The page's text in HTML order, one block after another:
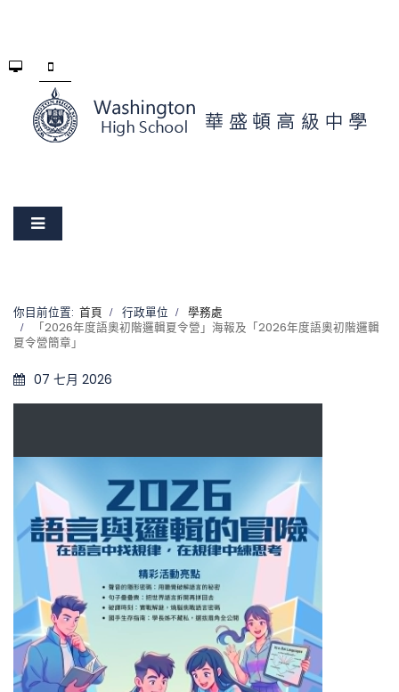
你目前位置: 首頁 行政單位
學務處
「2026年度語奧初階邏輯夏令營」海報及「2026年度語奧初階邏輯
夏令營簡章」
07 七月 2026